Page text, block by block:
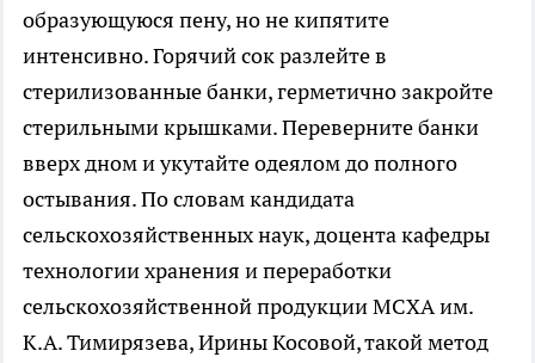
образующуюся пену, но не кипятите
интенсивно. Горячий сок разлейте в
стерилизованные банки, герметично закройте
стерильными крышками. Переверните банки
вверх дном и укутайте одеялом до полного
остывания. По словам кандидата
сельскохозяйственных наук, доцента кафедры
технологии хранения и переработки
сельскохозяйственной продукции МСХА им.
К.А. Тимирязева, Ирины Косовой, такой метод